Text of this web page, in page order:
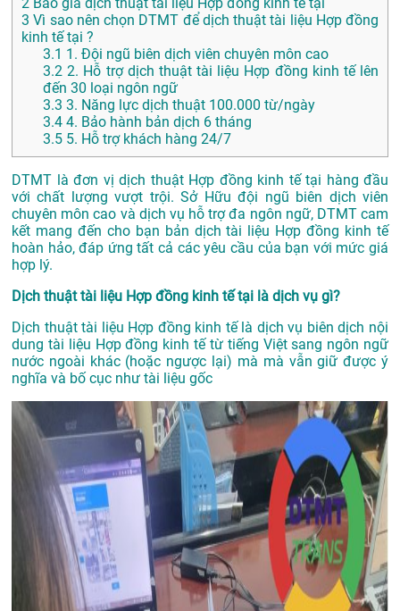
3 Vì sao nên chọn DTMT để dịch thuật tài liệu Hợp đồng
kinh tế tại ?
3.1 1. Đội ngũ biên dịch viên chuyên môn cao
3.2 2. Hỗ trợ dịch thuật tài liệu Hợp đồng kinh tế lên
đến 30 loại ngôn ngữ
3.3 3. Năng lực dịch thuật 100.000 từ/ngày
3.4 4. Bảo hành bản dịch 6 tháng
3.5 5. Hỗ trợ khách hàng 24/7
DTMT là đơn vị dịch thuật Hợp đồng kinh tế tại hàng đầu
với chất lượng vượt trội. Sở Hữu đội ngũ biên dịch viên
chuyên môn cao và dịch vụ hỗ trợ đa ngôn ngữ, DTMT cam
kết mang đến cho bạn bản dịch tài liệu Hợp đồng kinh tế
hoàn hảo, đáp ứng tất cả các yêu cầu của bạn với mức giá
hợp lý.
Dịch thuật tài liệu Hợp đồng kinh tế tại là dịch vụ gì?
Dịch thuật tài liệu Hợp đồng kinh tế là dịch vụ biên dịch nội
dung tài liệu Hợp đồng kinh tế từ tiếng Việt sang ngôn ngữ
nước ngoài khác (hoặc ngược lại) mà mà vẫn giữ được ý
nghĩa và bố cục như tài liệu gốc